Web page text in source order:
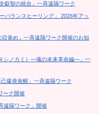
叡智の統合」一斉遠隔ワーク
バランスヒーリング」 2026年アッ
覚め」一斉遠隔ワーク開催のお知
シノカミ）―魂の未来革命編―」一
爆発覚醒」一斉遠隔ワーク
ーク開催
遠隔ワーク」開催